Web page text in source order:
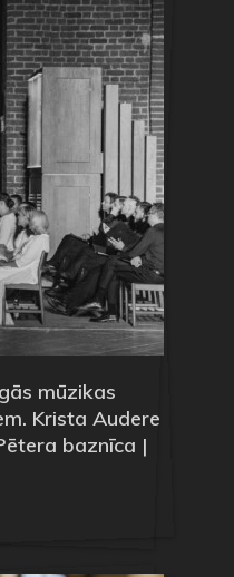
mūzikas
Krista Audere
baznīca |